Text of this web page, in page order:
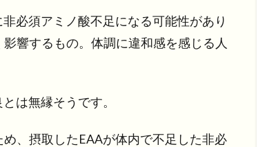
必須アミノ酸不足になる可能性があり
響するもの。体調に違和感を感じる人
は無縁そうです。
、摂取したEAAが体内で不足した非必